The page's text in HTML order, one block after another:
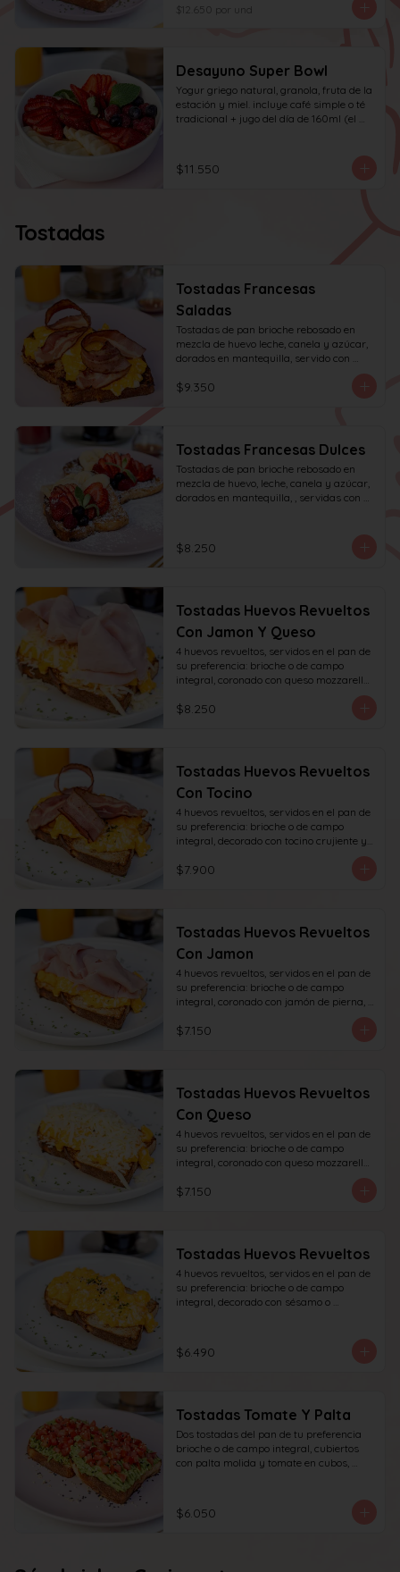
con ciboulette.
$12.650 por und
Desayuno Super Bowl
Yogur griego natural, granola, fruta de la
estación y miel. incluye café simple o té
tradicional + jugo del día de 160ml (el
$11.550
Tostadas
Tostadas Francesas
Saladas
Tostadas de pan brioche rebosado en
mezcla de huevo leche, canela y azúcar,
dorados en mantequilla, servido con
huevos revueltos, tocino y miel de maple.
$9.350
Tostadas Francesas Dulces
Tostadas de pan brioche rebosado en
mezcla de huevo, leche, canela y azúcar,
dorados en mantequilla, , servidas con
$8.250
Tostadas Huevos Revueltos
Con Jamon Y Queso
4 huevos revueltos, servidos en el pan de
su preferencia: brioche o de campo
integral, coronado con queso mozzarella
rallado y con jamón de pierna, decorado
con sésamo o ciboulette.
$8.250
Tostadas Huevos Revueltos
Con Tocino
4 huevos revueltos, servidos en el pan de
su preferencia: brioche o de campo
integral, decorado con tocino crujiente y
$7.900
Tostadas Huevos Revueltos
Con Jamon
4 huevos revueltos, servidos en el pan de
su preferencia: brioche o de campo
integral, coronado con jamón de pierna,
$7.150
Tostadas Huevos Revueltos
Con Queso
4 huevos revueltos, servidos en el pan de
su preferencia: brioche o de campo
integral, coronado con queso mozzarella
rallado, decorado con sésamo o cibullete.
$7.150
Tostadas Huevos Revueltos
4 huevos revueltos, servidos en el pan de
su preferencia: brioche o de campo
integral, decorado con sésamo o
$6.490
Tostadas Tomate Y Palta
Dos tostadas del pan de tu preferencia
brioche o de campo integral, cubiertos
con palta molida y tomate en cubos,
$6.050